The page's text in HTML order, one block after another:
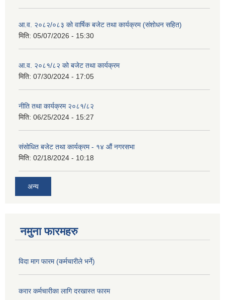
आ.व. २०८२/०८३ को वार्षिक बजेट तथा कार्यक्रम (संशोधन सहित)
मिति: 05/07/2026 - 15:30
आ.व. २०८१/८२ को बजेट तथा कार्यक्रम
मिति: 07/30/2024 - 17:05
नीति तथा कार्यक्रम २०८१/८२
मिति: 06/25/2024 - 15:27
संसोधित बजेट तथा कार्यक्रम - १४ औं नगरसभा
मिति: 02/18/2024 - 10:18
अन्य
नमुना फारमहरु
विदा माग फारम (कर्मचारीले भर्ने)
करार कर्मचारीका लागि दरखास्त फारम